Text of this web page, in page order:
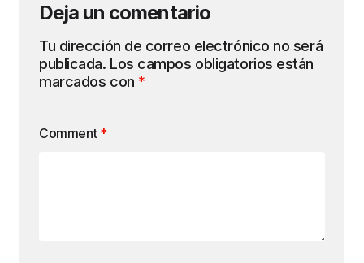
Deja un comentario
Tu dirección de correo electrónico no será
publicada. Los campos obligatorios están
marcados con *
Comment *